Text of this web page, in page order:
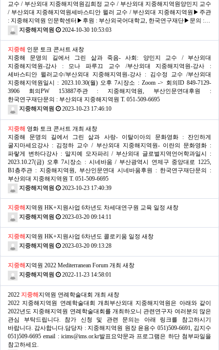
교수 / 부산외대 지중해지역원김희정 교수 / 부산외대 지중해지역원양민지 교수
/ 부산외대 지중해지역원세바스티안 뮐러 교수 / 부산외대 지중해지역원▶주관
: 지중해지역원 인문학센터▶후원 : 부산외국어대학교, 한국연구재단▶문의 :…
지중해지역원
2024-10-30 10:53:03
지중해 인문 토크 콘서트 새창
지중해 문명의 길에서 그린 삶과 죽음- 사회: 양민지 교수 / 부산외대
지중해지역원-강사 : 모나 파루끄 교수 /부산외대 지중해지역원-강사 :
세바스티안 뮐러교수/부산외대 지중해지역원-강사 : 김수정 교수 /부산외대
지중해지역원일시 : 2023.10.30(월) 오후 7시장소 : Zoom -> 회의ID 849-7129-
3906 회의PW 153887주관 : 지중해지역원, 부산인문연대후원 :
한국연구재단문의 : 부산외대 지중해지역원 T. 051-509-6695
지중해지역원
2023-10-23 17:46:10
지중해 영화 토크 콘서트 개최 새창
지중해 문명의 길에서 그린 삶과 사랑- 이탈이아의 문화영화 : 잔인하게
굴지마세요강사 : 김정하 교수 / 부산외대 지중해지역원- 이란의 문화영화 :
파랗게 변하다강사 : 말지예 모자파리 / 부산외대 글로벌지역언어학과일시 :
2023.10.27(금) 오후 7시장소 : 시네바움 / 부산광역시 연제구 중앙대로 1225,
B1층주관 : 지중해지역원, 부산인문연대 시네바움후원 : 한국연구재단문의 :
부산외대 지중해지역원 T. 051-509-6695
지중해지역원
2023-10-23 17:40:39
지중해지역원 HK+지원사업 6차년도 차세대연구원 교육 일정 새창
지중해지역원
2023-03-20 09:14:11
지중해 지역원 HK+지원사업 6차년도 콜로키움 일정 새창
지중해지역원
2023-03-20 09:13:28
지중해 지역원 2022 Mediterranean Forum 개최 새창
지중해지역원
2022-11-23 14:58:01
2022 지중해지역원 연례학술대회 개최 새창
2022 지중해지역원 연례학술대회 개최부산외대 지중해지역원은 아래와 같이
2022년도 지중해지역원 연례학술대회를 개최하오니 관련연구자 여러분의 많은
관심 부탁드립니다. 참가 신청 및 관련 문의는 아래 링크를 참고하시기
바랍니다. 감사합니다.담당자 : 지중해지역원 원장 윤용수 051)509-6691, 김지수
051)509-6695 email : icims@ims.or.kr발표요약문과 프로그램은 하단 첨부파일을
참고하세요.